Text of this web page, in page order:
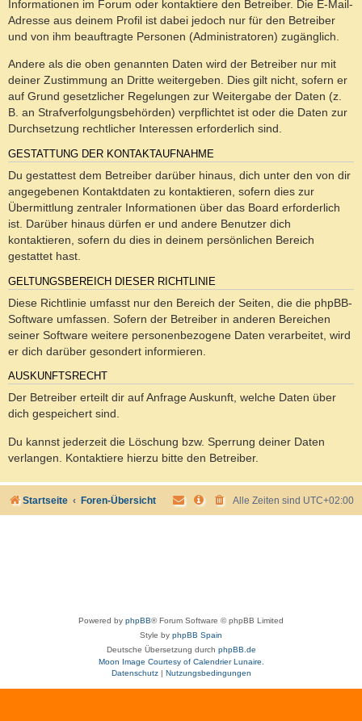
Informationen im Forum oder kontaktiere den Betreiber. Die E-Mail-
Adresse aus deinem Profil ist dabei jedoch nur für den Betreiber
und von ihm beauftragte Personen (Administratoren) zugänglich.
Andere als die oben genannten Daten wird der Betreiber nur mit
deiner Zustimmung an Dritte weitergeben. Dies gilt nicht, sofern er
auf Grund gesetzlicher Regelungen zur Weitergabe der Daten (z.
B. an Strafverfolgungsbehörden) verpflichtet ist oder die Daten zur
Durchsetzung rechtlicher Interessen erforderlich sind.
GESTATTUNG DER KONTAKTAUFNAHME
Du gestattest dem Betreiber darüber hinaus, dich unter den von dir
angegebenen Kontaktdaten zu kontaktieren, sofern dies zur
Übermittlung zentraler Informationen über das Board erforderlich
ist. Darüber hinaus dürfen er und andere Benutzer dich
kontaktieren, sofern du dies in deinem persönlichen Bereich
gestattet hast.
GELTUNGSBEREICH DIESER RICHTLINIE
Diese Richtlinie umfasst nur den Bereich der Seiten, die die phpBB-
Software umfassen. Sofern der Betreiber in anderen Bereichen
seiner Software weitere personenbezogene Daten verarbeitet, wird
er dich darüber gesondert informieren.
AUSKUNFTSRECHT
Der Betreiber erteilt dir auf Anfrage Auskunft, welche Daten über
dich gespeichert sind.
Du kannst jederzeit die Löschung bzw. Sperrung deiner Daten
verlangen. Kontaktiere hierzu bitte den Betreiber.
Startseite Foren-Übersicht Alle Zeiten sind UTC+02:00
Powered by phpBB® Forum Software © phpBB Limited
Style by phpBB Spain
Deutsche Übersetzung durch phpBB.de
Moon Image Courtesy of Calendrier Lunaire.
Datenschutz| Nutzungsbedingungen